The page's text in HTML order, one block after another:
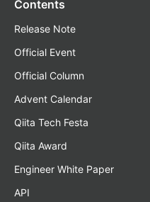
Contents
Release Note
Official Event
Official Column
Advent Calendar
Qiita Tech Festa
Qiita Award
Engineer White Paper
API